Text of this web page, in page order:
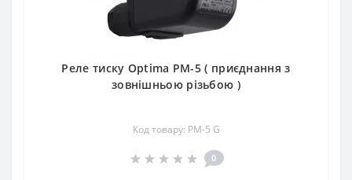
Реле тиску Optima PM-5 ( приєднання з
зовнішньою різьбою )
Код товару: PM-5 G
0